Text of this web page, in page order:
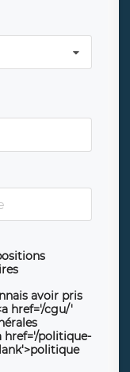
avoir pris
href='/cgu/'
href='/politique-